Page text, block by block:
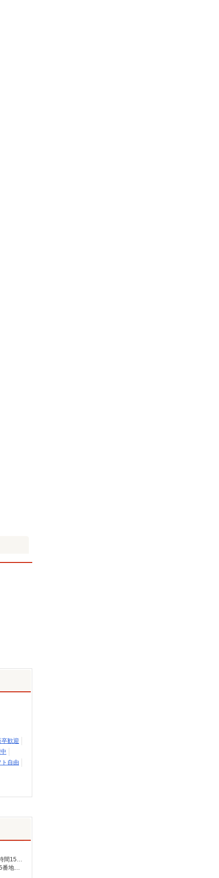
歓迎
自由
月給239,000円〜 ★介護福祉士の方は資格手当20,000円／月 別途交通費支給（30,000円上限／月） 別途残業手当（月平均残業時間15時間）残業代全額支給
【在宅介護センター豊川】愛知県豊川市新宿町一丁目13番地 【在宅介護センター千種】愛知県名古屋市千種区覚王山通八丁目35番地 イマ－ジュ池下2D 【在宅介護センター尾張旭】愛知県尾張旭市瀬戸川町一丁目202番地 【在宅介護センター岡崎】愛知県岡崎市羽根東町二丁目8番地3 第2LAND PLAZA BILL101・102号室 【在宅介護センター刈谷】愛知県刈谷市東陽町三丁目68番地 東陽町鬼頭ビル1階北側 【在宅介護センター上名古屋】愛知県名古屋市西区上名古屋三丁目25番52 カサデナカノ1階